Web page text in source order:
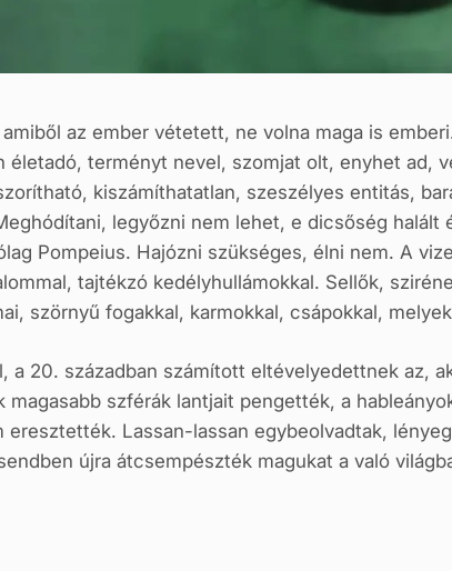
az ember vétetett, ne volna maga is
életadó, terményt nevel, szomjat olt, enyhet ad,
kiszámíthatatlan, szeszélyes entitás,
legyőzni nem lehet, e dicsőség halált
Pompeius. Hajózni szükséges, élni nem. A
tajtékzó kedélyhullámokkal. Sellők,
szörnyű fogakkal, karmokkal, csápokkal,
a 20. században számított eltévelyedettnek az,
szférák lantjait pengették, a
Lassan-lassan egybeolvadtak,
újra átcsempészték magukat a való